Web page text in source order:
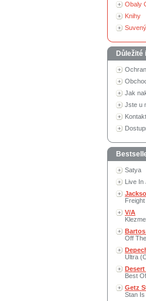
Obaly
Knihy
Důležité
Jak
Jste u
Satya
Live In
V/A
Off
Ultra
Best
Getz
Stan